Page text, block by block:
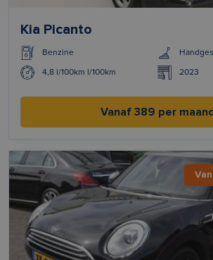
Kia Picanto
Benzine
4,8 l/100km l/100km 2023
Vanaf 389 per maand